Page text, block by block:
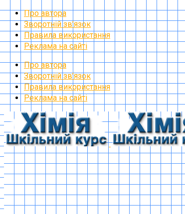
Про автора
Зворотній зв’язок
Правила використання
Реклама на сайті
Про автора
Зворотній зв’язок
Правила використання
Реклама на сайті